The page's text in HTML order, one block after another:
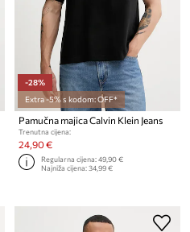
-28%
Extra -5% s kodom: OFF*
Pamučna majica Calvin Klein Jeans
Trenutna cijena:
24,90 €
Regularna cijena:49,90 €
Najniža cijena:34,99 €